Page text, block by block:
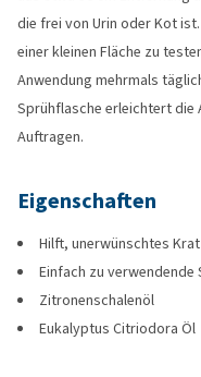
die frei von Urin oder Kot
einer kleinen Fläche zu
Anwendung mehrmals
Sprühflasche erleichtert die
Auftragen.
Eigenschaften
Hilft, unerwünschtes
Einfach zu verwendende
Zitronenschalenöl
Eukalyptus Citriodora Öl